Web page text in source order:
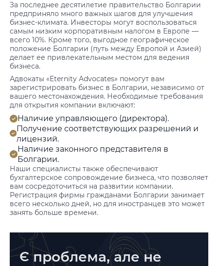
За последнее десятилетие правительство Болгарии
предприняло много важных шагов для улучшения
бизнес-климата. Инвесторы могут воспользоваться
самым низким корпоративным налогом в Европе —
всего 10%. Кроме того, выгодное географическое
положение Болгарии (путь между Европой и Азией)
делает ее привлекательным местом для ведения
бизнеса.
Адвокаты «Eternity Advocates» помогут вам
зарегистрировать бизнес в Болгарии, независимо от
вашего местонахождения. Необходимые требования
для открытия компании включают:
Наличие управляющего (директора).
Получение соответствующих разрешений и
лицензий.
Наличие законного представителя в
Болгарии.
Наши специалисты также обеспечивают
бухгалтерское сопровождение бизнеса, что позволяет
вам сосредоточиться на развитии компании.
Регистрация фирмы гражданами Болгарии занимает
всего несколько дней, но для иностранцев это может
занять больше времени.
Є проблема, але не